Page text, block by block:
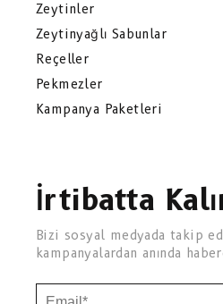
Zeytinler
Zeytinyağlı Sabunlar
Reçeller
Pekmezler
Kampanya Paketleri
İrtibatta
Bizi sosyal medyada takip
kampanyalardan anında